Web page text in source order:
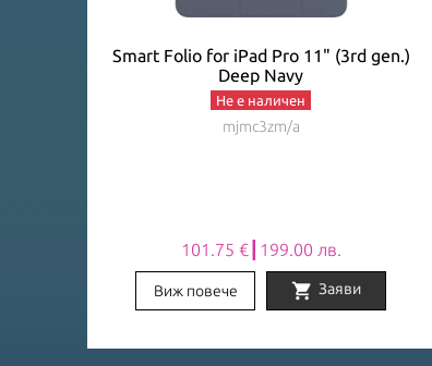
Smart Folio for iPad Pro 11" (3rd gen.)
Deep Navy
Не е наличен
mjmc3zm/a
101.75 €┃199.00 лв.
Виж повече shopping_cart Заяви
1